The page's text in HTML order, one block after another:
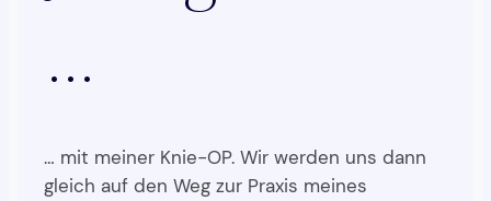
…
… mit meiner Knie-OP. Wir werden uns dann
gleich auf den Weg zur Praxis meines